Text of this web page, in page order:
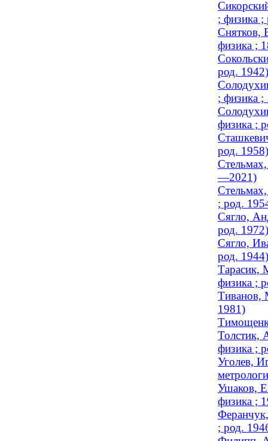
; физика ;
Снятков,
физика ;
род. 1942)
; физика
физика ;
род. 1958)
—2021)
; род.
Сягло,
род. 1972)
Сягло,
род. 1944)
Тарасик,
физика ;
Тиванов,
1981)
Толстик,
физика ;
Уголев,
Ушаков,
физика ;
; род.